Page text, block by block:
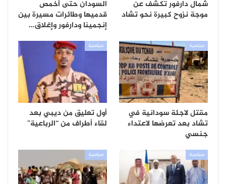
شمال دارفور تكشف عن
موجة نزوح كبيرة نحو تشاد
السودان حتى أخمص
قدميها وطائرات مسيرة بين
إنجمينا ودارفور وإغلاق…
سياسية
مقتل لاجئة سودانية في
تشاد بعد تعرضها لاعتداء
جنسي
سياسية
أول تعليق من ديبي بعد
لقاء أطراف من “الرباعية”
سياسية سياسية